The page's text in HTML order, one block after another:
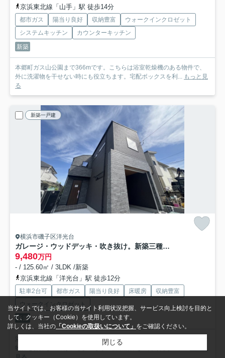
京浜東北線「山手」駅 徒歩14分
都市ガス 陽当り良好 収納豊富
ウォークインクロゼット
システムキッチン
カウンターキッチン
新築
本郷町ガス山公園まで366mです。こちらは浴室乾燥機のある物件で、
外に洗濯物を干せない時にも役立ちます。宅配ボックスを利... もっと見
る
新築一戸建
横浜市磯子区洋光台
ガレージ・ウッドデッキ・吹き抜け。新築三種の神器がすべてここに。ナイスな仕様に心奪われるコト間違いなし！な、【磯子区洋光台2丁目】新築戸建
9,480万円
- / 125.60㎡ / 3LDK /新築
京浜東北線「洋光台」駅 徒歩12分
駐車2台可 都市ガス 陽当り良好 床暖房
収納豊富
ウォークインクロゼット
新築
浴室乾燥機のあるお風呂場は洗濯物を干すときにも便利です。きれいな
物件をお探しの方は、ぜひこちらの新築物件をご覧ください。...
当サイトでは、お客様の当サイト利用状況把握、サービス向上検討を目的と
して、クッキー（Cookie）を使用しています。
詳しくは、当社の 「Cookieの取扱いについて」 をご確認ください。
閉じる